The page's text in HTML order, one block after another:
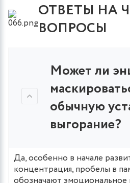
ОТВЕТЫ НА
ВОПРОСЫ
Может ли
обычную
выгорание?
Да, особенно в начале
концентрация, пробелы в